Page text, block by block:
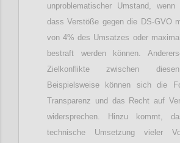
unproblematischer Umstand, wenn
dass Verstöße gegen die DS-GVO
von 4% des Umsatzes oder
bestraft werden können.
Zielkonflikte zwischen
Beispielsweise können sich die
Transparenz und das Recht auf
widersprechen. Hinzu kommt,
technische Umsetzung vieler